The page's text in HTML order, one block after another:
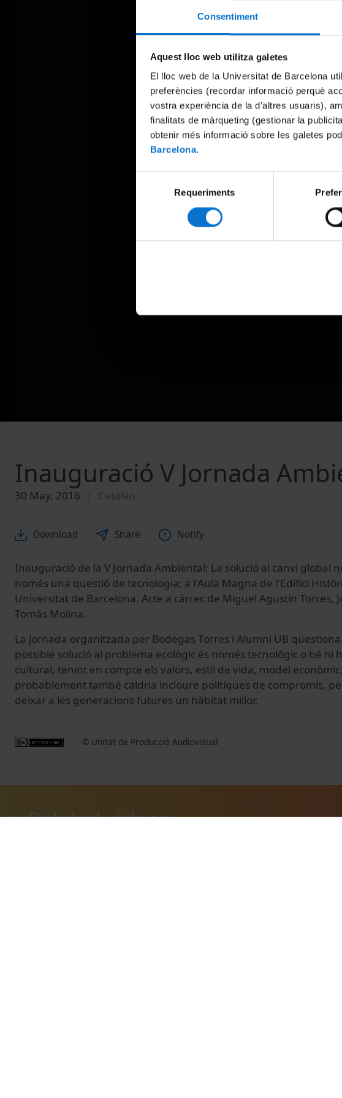
Consentiment
Aquest lloc web utilitza galetes
El lloc web de la Universitat de Barcelona
preferències (recordar informació perquè
vostra experiència de la d’altres usuaris),
finalitats de màrqueting (gestionar la
obtenir més informació sobre les galetes
Barcelona.
Requeriments
Inauguració V Jornada
30 May, 2016 Catalan
Download Share Notify
Inauguració de la V Jornada Ambiental: La solució al canvi global
només una qüestió de tecnologia; a l'Aula Magna de l'Edifici
Universitat de Barcelona. Acte a càrrec de Miguel Agustín Torres,
Tomàs Molina.
La jornada organitzada per Bodegas Torres i Alumni UB qüestiona
possible solució al problema ecològic és només tecnològic o bé hi
cultural, tenint en compte els valors, estil de vida, model econòmic,
probablement també caldria incloure polítiques de compromís,
deixar a les generacions futures un hàbitat millor.
© Unitat de Producció Audiovisual
Related videos